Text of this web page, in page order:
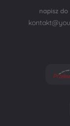
napisz do